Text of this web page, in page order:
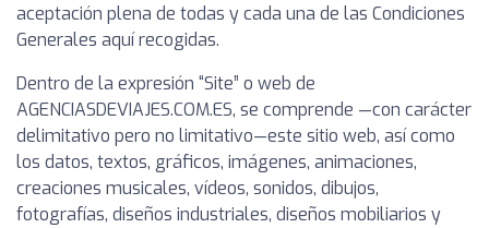
aceptación plena de todas y cada una de las Condiciones
Generales aquí recogidas.
Dentro de la expresión “Site” o web de
AGENCIASDEVIAJES.COM.ES, se comprende —con carácter
delimitativo pero no limitativo—este sitio web, así como
los datos, textos, gráficos, imágenes, animaciones,
creaciones musicales, vídeos, sonidos, dibujos,
fotografías, diseños industriales, diseños mobiliarios y